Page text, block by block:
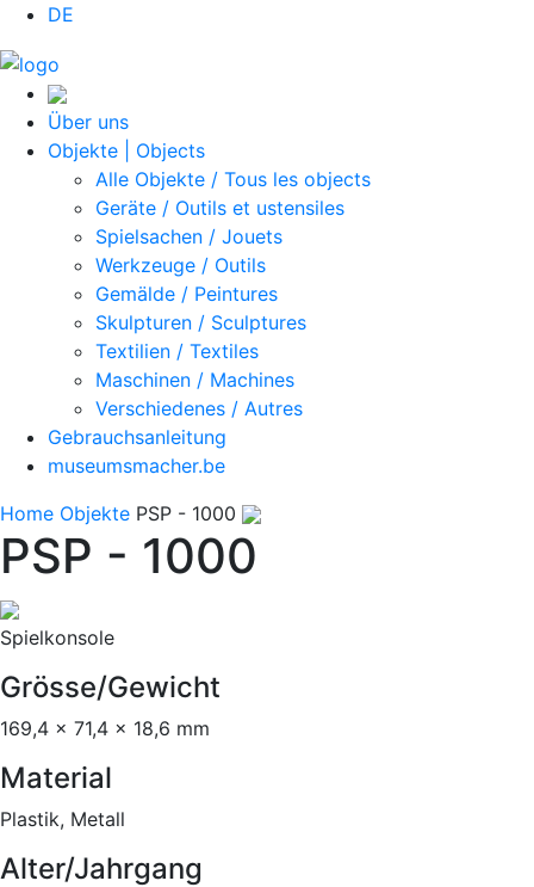
DE
Über uns
Objekte | Objects
Alle Objekte / Tous les objects
Geräte / Outils et ustensiles
Spielsachen / Jouets
Werkzeuge / Outils
Gemälde / Peintures
Skulpturen / Sculptures
Textilien / Textiles
Maschinen / Machines
Verschiedenes / Autres
Gebrauchsanleitung
museumsmacher.be
Home Objekte PSP - 1000
PSP - 1000
Spielkonsole
Grösse/Gewicht
169,4 x 71,4 x 18,6 mm
Material
Plastik, Metall
Alter/Jahrgang